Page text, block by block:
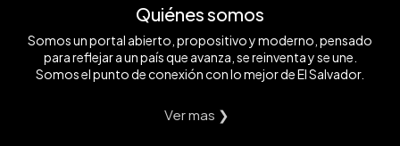
Quiénes somos
Somos un portal abierto, propositivo y moderno, pensado
para reflejar a un país que avanza, se reinventa y se une.
Somos el punto de conexión con lo mejor de El Salvador.
Ver mas ❯